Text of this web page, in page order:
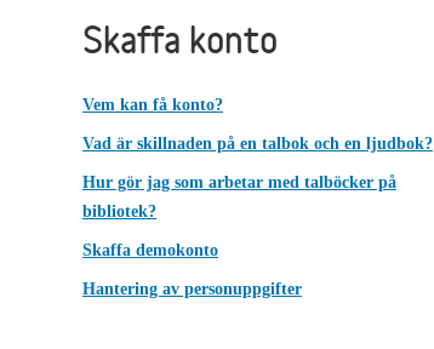
Skaffa konto
Vem kan få konto?
Vad är skillnaden på en talbok och en ljudbok?
Hur gör jag som arbetar med talböcker på
bibliotek?
Skaffa demokonto
Hantering av personuppgifter